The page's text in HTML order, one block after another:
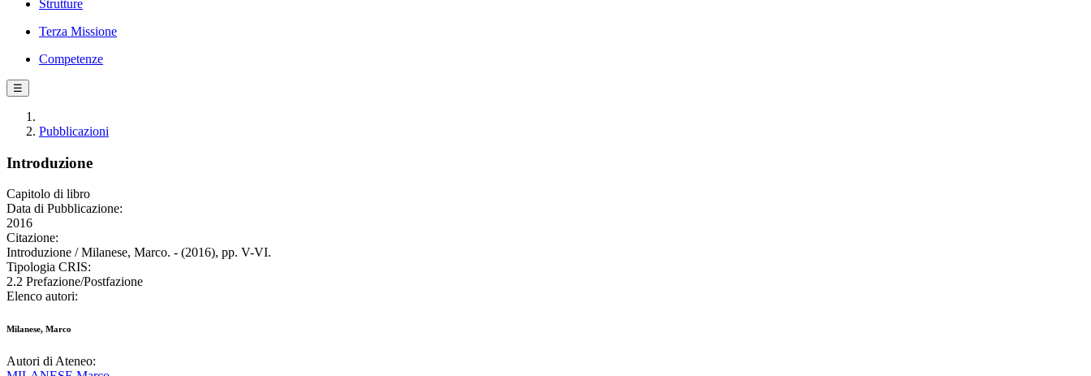
Strutture
Terza Missione
Competenze
☰
Pubblicazioni
Introduzione
Capitolo di libro
Data di Pubblicazione:
2016
Citazione:
Introduzione / Milanese, Marco. - (2016), pp. V-VI.
Tipologia CRIS:
2.2 Prefazione/Postfazione
Elenco autori:
Milanese, Marco
Autori di Ateneo: